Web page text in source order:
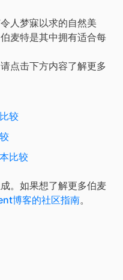
人梦寐以求的自然美
伯麦特是其中拥有适合每
点击下方内容了解更多
较
比较
。如果想了解更多伯麦
博客的社区指南。